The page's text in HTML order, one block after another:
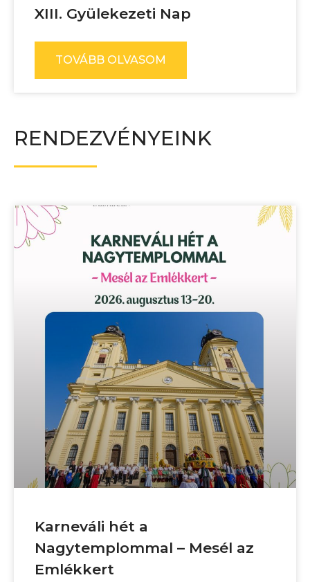
XIII. Gyülekezeti Nap
TOVÁBB OLVASOM
RENDEZVÉNYEINK
Karneváli hét a
Nagytemplommal – Mesél az
Emlékkert